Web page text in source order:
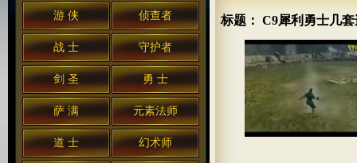
游 侠 侦查者
战 士 守护者
剑 圣 勇 士
萨 满 元素法师
道 士 幻术师
标题： C9犀利勇士几